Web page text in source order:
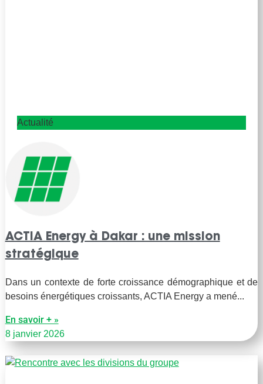
Actualité
ACTIA Energy à Dakar : une mission
stratégique
Dans un contexte de forte croissance démographique et de
besoins énergétiques croissants, ACTIA Energy a mené
En savoir + »
8 janvier 2026